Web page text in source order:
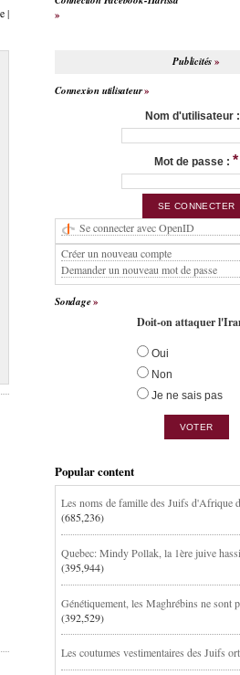
|
Publicités
Connexion utilisateur
Nom d'utilisateur :
Mot de passe : *
Se connecter avec OpenID
Créer un nouveau compte
Demander un nouveau mot de passe
Sondage
Doit-on attaquer
Oui
Non
Je ne sais pas
Popular content
Les noms de famille des Juifs d'Afrique
(685,236)
Quebec: Mindy Pollak, la 1ère juive
(395,944)
Génétiquement, les Maghrébins ne sont
(392,529)
Les coutumes vestimentaires des Juifs